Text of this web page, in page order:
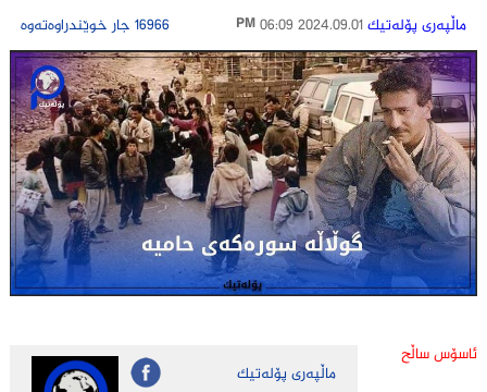
ماڵپه‌ری پۆله‌تیك 2024.09.01 06:09 PM 16966 جار خوێندراوەتەوە
ماڵپه‌ری پۆله‌تیك
ئاسۆس ساڵح